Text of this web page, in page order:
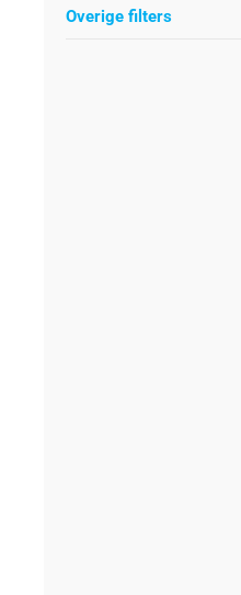
Overige filters